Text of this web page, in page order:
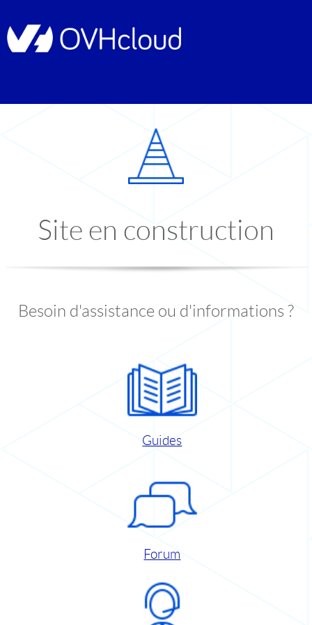
Site en construction
Besoin d'assistance ou d'informations ?
Guides
Forum